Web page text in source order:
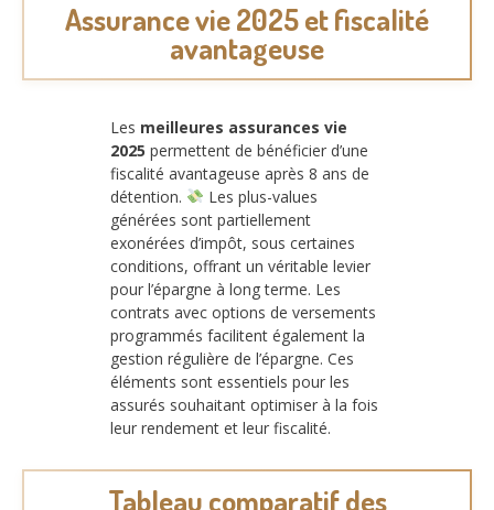
Assurance vie 2025 et fiscalité
avantageuse
Les meilleures assurances vie
2025 permettent de bénéficier d’une
fiscalité avantageuse après 8 ans de
détention.
Les plus-values
générées sont partiellement
exonérées d’impôt, sous certaines
conditions, offrant un véritable levier
pour l’épargne à long terme. Les
contrats avec options de versements
programmés facilitent également la
gestion régulière de l’épargne. Ces
éléments sont essentiels pour les
assurés souhaitant optimiser à la fois
leur rendement et leur fiscalité.
Tableau comparatif des